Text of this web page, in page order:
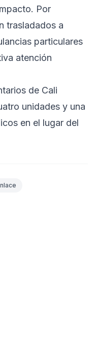
Por
trasladados a
particulares
atención
de Cali
unidades y una
en el lugar del